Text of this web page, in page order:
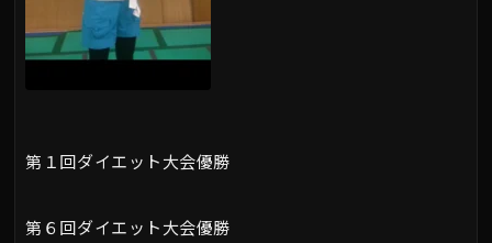
第１回ダイエット大会優勝
第６回ダイエット大会優勝